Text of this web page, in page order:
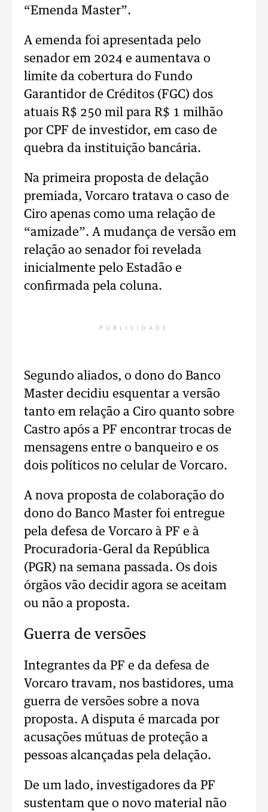
“Emenda Master”.
A emenda foi apresentada pelo
senador em 2024 e aumentava o
limite da cobertura do Fundo
Garantidor de Créditos (FGC) dos
atuais R$ 250 mil para R$ 1 milhão
por CPF de investidor, em caso de
quebra da instituição bancária.
Na primeira proposta de delação
premiada, Vorcaro tratava o caso de
Ciro apenas como uma relação de
“amizade”. A mudança de versão em
relação ao senador foi revelada
inicialmente pelo Estadão e
confirmada pela coluna.
PUBLICIDADE
Segundo aliados, o dono do Banco
Master decidiu esquentar a versão
tanto em relação a Ciro quanto sobre
Castro após a PF encontrar trocas de
mensagens entre o banqueiro e os
dois políticos no celular de Vorcaro.
A nova proposta de colaboração do
dono do Banco Master foi entregue
pela defesa de Vorcaro à PF e à
Procuradoria-Geral da República
(PGR) na semana passada. Os dois
órgãos vão decidir agora se aceitam
ou não a proposta.
Guerra de versões
Integrantes da PF e da defesa de
Vorcaro travam, nos bastidores, uma
guerra de versões sobre a nova
proposta. A disputa é marcada por
acusações mútuas de proteção a
pessoas alcançadas pela delação.
De um lado, investigadores da PF
sustentam que o novo material não